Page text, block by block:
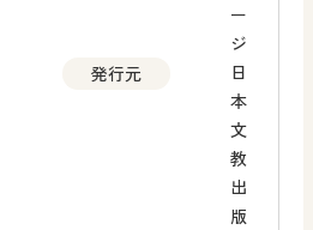
ー
ジ
発行元
日
本
文
教
出
版